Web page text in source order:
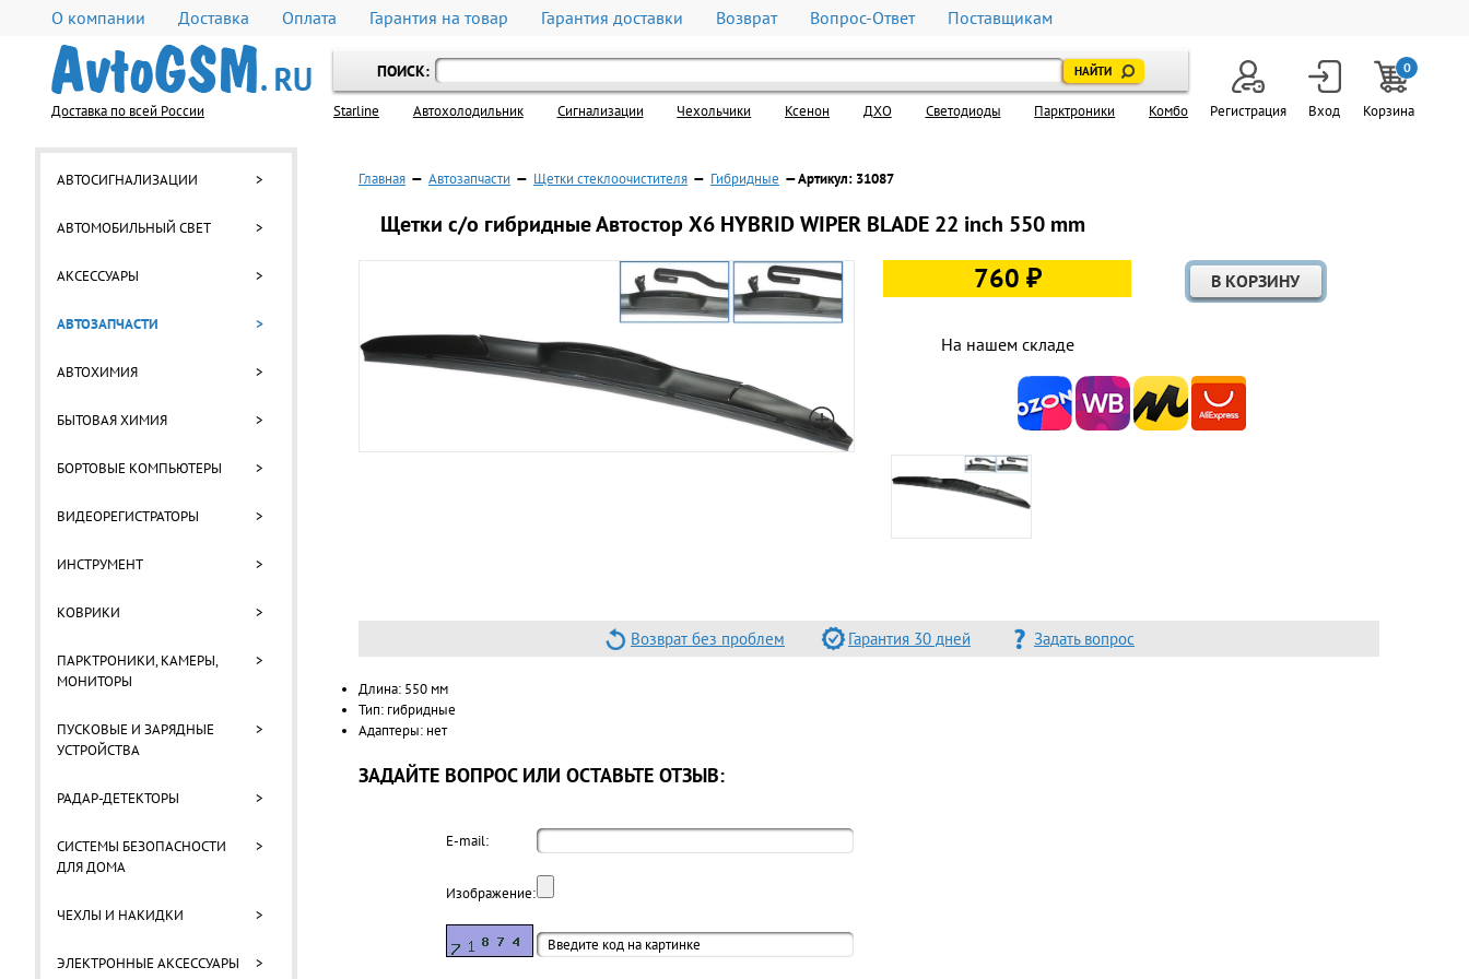
О компании Доставка Оплата Гарантия на товар Гарантия доставки Возврат Вопрос-Ответ Поставщикам
Доставка по всей России
ПОИСК:
Starline Автохолодильник Cигнализации Чехольчики Ксенон ДХО Светодиоды Парктроники Комбо Регистрация Вход
0
Корзина
АВТОСИГНАЛИЗАЦИИ >
АВТОМОБИЛЬНЫЙ СВЕТ >
АКСЕССУАРЫ >
АВТОЗАПЧАСТИ >
АВТОХИМИЯ >
БЫТОВАЯ ХИМИЯ >
БОРТОВЫЕ КОМПЬЮТЕРЫ >
ВИДЕОРЕГИСТРАТОРЫ >
ИНСТРУМЕНТ >
КОВРИКИ >
ПАРКТРОНИКИ, КАМЕРЫ,
МОНИТОРЫ
>
ПУСКОВЫЕ И ЗАРЯДНЫЕ
УСТРОЙСТВА
>
РАДАР-ДЕТЕКТОРЫ >
СИСТЕМЫ БЕЗОПАСНОСТИ
ДЛЯ ДОМА
>
ЧЕХЛЫ И НАКИДКИ >
ЭЛЕКТРОННЫЕ АКСЕССУАРЫ >
Главная — Автозапчасти — Щетки стеклоочистителя — Гибридные — Артикул: 31087
Щетки с/о гибридные Автостор Х6 HYBRID WIPER BLADE 22 inch 550 mm
760 ₽
На нашем складе
Возврат без проблем Гарантия 30 дней Задать вопрос
Длина: 550 мм
Тип: гибридные
Адаптеры: нет
ЗАДАЙТЕ ВОПРОС ИЛИ ОСТАВЬТЕ ОТЗЫВ:
E-mail:
Изображение: